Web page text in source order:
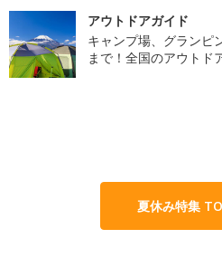
アウトドアガイド
キャンプ場、グランピ
まで！全国のアウトド
夏休み特集